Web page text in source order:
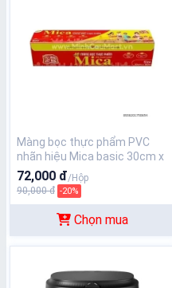
Màng bọc thực phẩm PVC
nhãn hiệu Mica basic 30cm x
100m
72,000 đ/Hộp
90,000 đ -20%
Chọn mua